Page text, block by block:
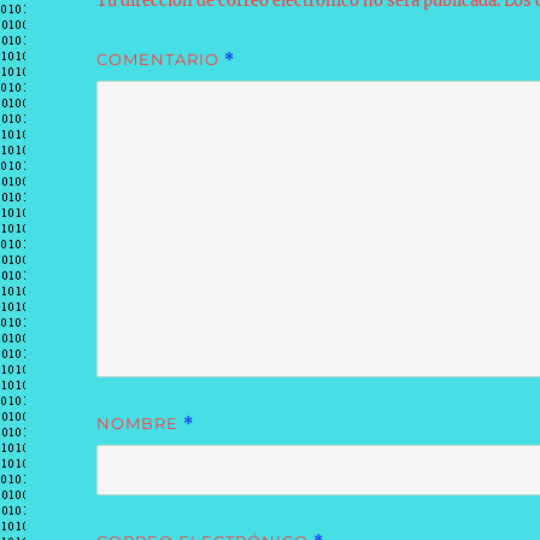
COMENTARIO *
NOMBRE *